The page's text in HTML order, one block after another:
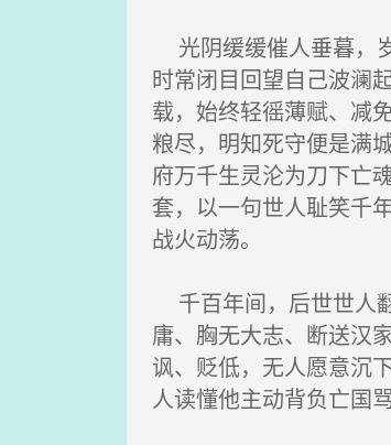
光阴缓缓催人垂暮，
时常闭目回望自己波澜
载，始终轻徭薄赋、减
粮尽，明知死守便是满
府万千生灵沦为刀下亡
套，以一句世人耻笑千
战火动荡。
千百年间，后世世人
庸、胸无大志、断送汉
讽、贬低，无人愿意沉
人读懂他主动背负亡国